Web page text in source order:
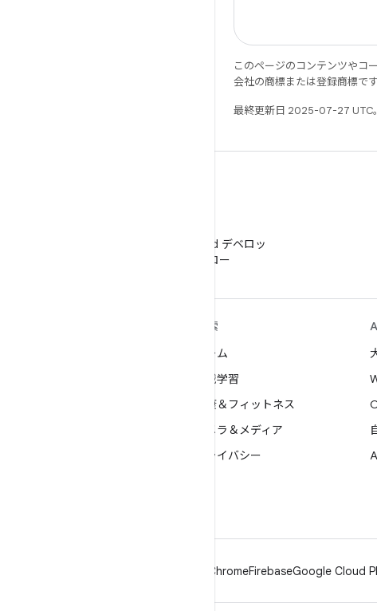
このページのコンテンツやコ
会社の商標または登録商標です
最終更新日 2025-07-27 UTC。
WeChat で Android デベロッ
パーをフォロー
探索
ゲーム
機械学習
健康＆フィットネス
カメラ＆メディア
プライバシー
ChromeFirebaseGoogle Cloud